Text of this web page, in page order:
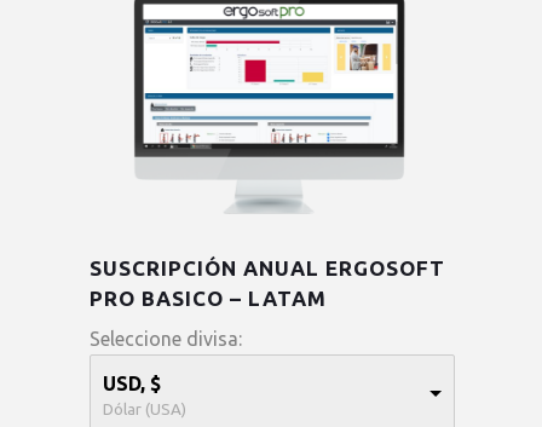
SUSCRIPCIÓN ANUAL ERGOSOFT
PRO BASICO – LATAM
Seleccione divisa:
USD, $
Dólar (USA)